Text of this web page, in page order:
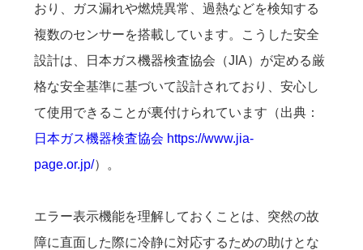
おり、ガス漏れや燃焼異常、過熱などを検知する
複数のセンサーを搭載しています。こうした安全
設計は、日本ガス機器検査協会（JIA）が定める厳
格な安全基準に基づいて設計されており、安心し
て使用できることが裏付けられています（出典：
日本ガス機器検査協会 https://www.jia-
page.or.jp/）。
エラー表示機能を理解しておくことは、突然の故
障に直面した際に冷静に対応するための助けとな